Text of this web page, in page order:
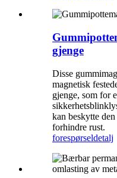
gjenge
Disse
magnetisk
gjenge, som for
kan beskytte
forhindre rust.
forespørseldetalj